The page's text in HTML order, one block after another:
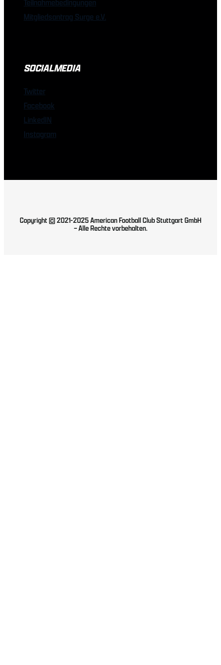
Mitgliedsantrag Surge e.V.
SOCIALMEDIA
Twitter
Facebook
LinkedIN
Instagram
Copyright © 2021-2025 American Football Club Stuttgart GmbH
– Alle Rechte vorbehalten.